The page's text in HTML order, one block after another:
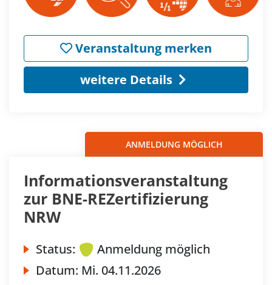
Veranstaltung merken
weitere Details
ANMELDUNG MÖGLICH
Informationsveranstaltung
zur BNE-REZertifizierung
NRW
Status:
Anmeldung möglich
Datum: Mi. 04.11.2026